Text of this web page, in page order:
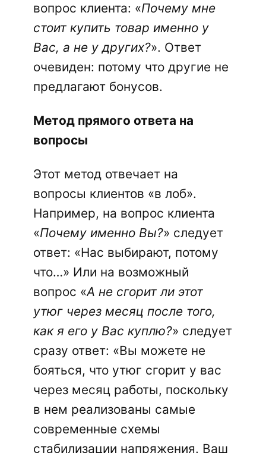
вопрос клиента: «Почему мне
стоит купить товар именно у
Вас, а не у других?». Ответ
очевиден: потому что другие не
предлагают бонусов.
Метод прямого ответа на
вопросы
Этот метод отвечает на
вопросы клиентов «в лоб».
Например, на вопрос клиента
«Почему именно Вы?» следует
ответ: «Нас выбирают, потому
что…» Или на возможный
вопрос «А не сгорит ли этот
утюг через месяц после того,
как я его у Вас куплю?» следует
сразу ответ: «Вы можете не
бояться, что утюг сгорит у вас
через месяц работы, поскольку
в нем реализованы самые
современные схемы
стабилизации напряжения. Ваш